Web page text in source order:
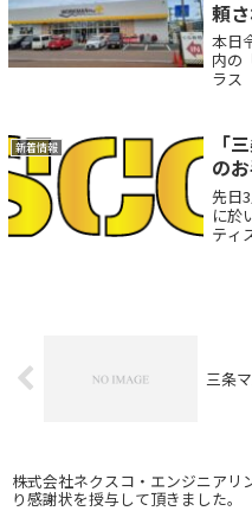
頼
本日
内の
ラス
セ
新着情報
「
の
先日
に於
ティ
三条
株式会社ネクスコ・エンジニアリ
り感謝状を授与して頂きました。